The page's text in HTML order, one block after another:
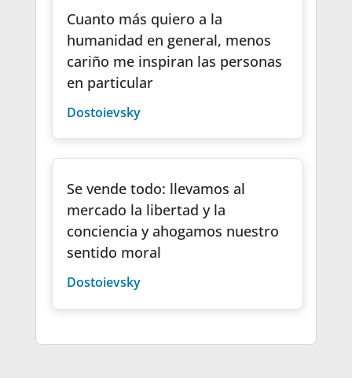
Cuanto más quiero a la
humanidad en general, menos
cariño me inspiran las personas
en particular
Dostoievsky
Se vende todo: llevamos al
mercado la libertad y la
conciencia y ahogamos nuestro
sentido moral
Dostoievsky